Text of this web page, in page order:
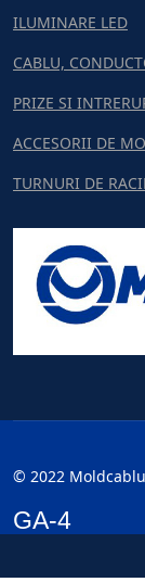
ILUMINARE LED
CABLU,
PRIZE SI
ACCESORII DE
TURNURI DE
© 2022
GA-4